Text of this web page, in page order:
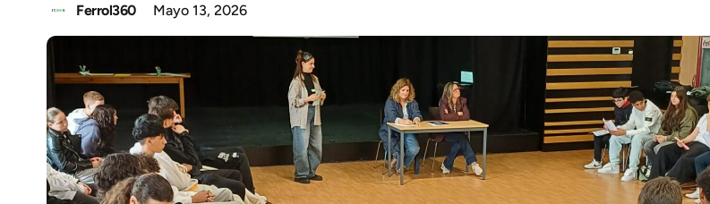
Ferrol360 Mayo 13, 2026